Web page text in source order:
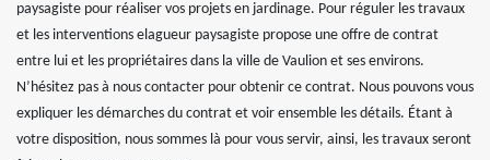
paysagiste pour réaliser vos projets en jardinage. Pour réguler les travaux
et les interventions elagueur paysagiste propose une offre de contrat
entre lui et les propriétaires dans la ville de Vaulion et ses environs.
N’hésitez pas à nous contacter pour obtenir ce contrat. Nous pouvons vous
expliquer les démarches du contrat et voir ensemble les détails. Étant à
votre disposition, nous sommes là pour vous servir, ainsi, les travaux seront